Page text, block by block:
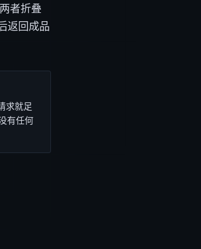
者折叠
返回成品
求就足
有任何